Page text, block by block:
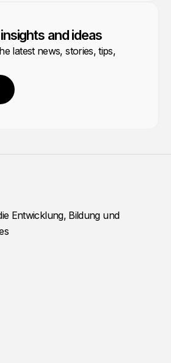
and ideas
latest news, stories, tips,
Entwicklung, Bildung und